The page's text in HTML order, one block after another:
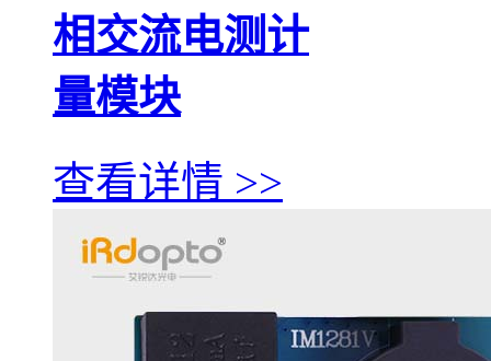
相交流电测计
量模块
查看详情 >>